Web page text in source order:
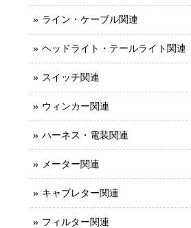
ライン・ケーブル関連
ヘッドライト・テールライト関連
スイッチ関連
ウィンカー関連
ハーネス・電装関連
メーター関連
キャブレター関連
フィルター関連